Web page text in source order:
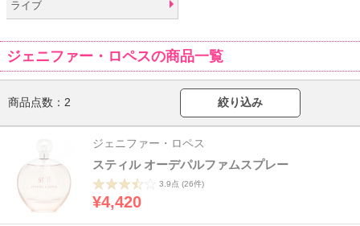
ライブ
ジェニファー・ロペスの商品一覧
商品点数： 2 絞り込み
ジェニファー・ロペス
スティル オーデパルファムスプレー
3.9点 (26件)
¥4,420